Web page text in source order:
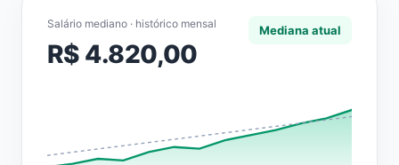
Salário mediano · histórico mensal
R$ 4.820,00
Mediana atual